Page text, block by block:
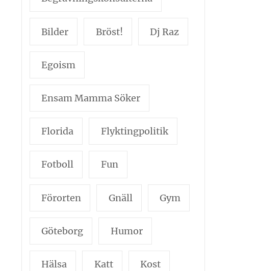
Bilder Bröst! Dj Raz
Egoism
Ensam Mamma Söker
Florida Flyktingpolitik
Fotboll Fun
Förorten Gnäll Gym
Göteborg Humor
Hälsa Katt Kost